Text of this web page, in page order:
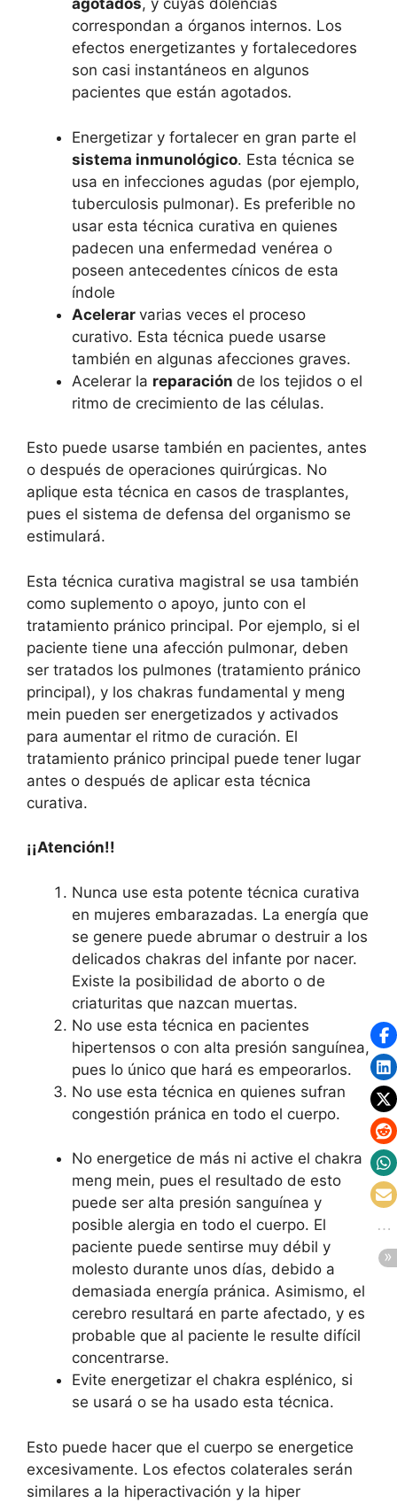
agotados, y cuyas dolencias
correspondan a órganos internos. Los
efectos energetizantes y fortalecedores
son casi instantáneos en algunos
pacientes que están agotados.
Energetizar y fortalecer en gran parte el
sistema inmunológico. Esta técnica se
usa en infecciones agudas (por ejemplo,
tuberculosis pulmonar). Es preferible no
usar esta técnica curativa en quienes
padecen una enfermedad venérea o
poseen antecedentes cínicos de esta
índole
Acelerar varias veces el proceso
curativo. Esta técnica puede usarse
también en algunas afecciones graves.
Acelerar la reparación de los tejidos o el
ritmo de crecimiento de las células.
Esto puede usarse también en pacientes, antes
o después de operaciones quirúrgicas. No
aplique esta técnica en casos de trasplantes,
pues el sistema de defensa del organismo se
estimulará.
Esta técnica curativa magistral se usa también
como suplemento o apoyo, junto con el
tratamiento pránico principal. Por ejemplo, si el
paciente tiene una afección pulmonar, deben
ser tratados los pulmones (tratamiento pránico
principal), y los chakras fundamental y meng
mein pueden ser energetizados y activados
para aumentar el ritmo de curación. El
tratamiento pránico principal puede tener lugar
antes o después de aplicar esta técnica
curativa.
¡¡Atención!!
Nunca use esta potente técnica curativa
en mujeres embarazadas. La energía que
se genere puede abrumar o destruir a los
delicados chakras del infante por nacer.
Existe la posibilidad de aborto o de
criaturitas que nazcan muertas.
No use esta técnica en pacientes
hipertensos o con alta presión sanguínea,
pues lo único que hará es empeorarlos.
No use esta técnica en quienes sufran
congestión pránica en todo el cuerpo.
No energetice de más ni active el chakra
meng mein, pues el resultado de esto
puede ser alta presión sanguínea y
posible alergia en todo el cuerpo. El
paciente puede sentirse muy débil y
molesto durante unos días, debido a
demasiada energía pránica. Asimismo, el
cerebro resultará en parte afectado, y es
probable que al paciente le resulte difícil
concentrarse.
Evite energetizar el chakra esplénico, si
se usará o se ha usado esta técnica.
Esto puede hacer que el cuerpo se energetice
excesivamente. Los efectos colaterales serán
similares a la hiperactivación y la hiper